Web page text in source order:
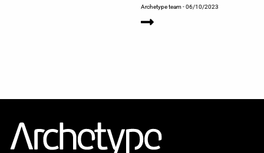
Archetype team- 06/10/2023